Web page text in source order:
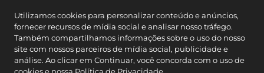
Utilizamos cookies para personalizar conteúdo e anúncios,
fornecer recursos de mídia social e analisar nosso tráfego.
Também compartilhamos informações sobre o uso do nosso
site com nossos parceiros de mídia social, publicidade e
análise. Ao clicar em Continuar, você concorda com o uso de
FORMAS DE PAGAMENTO